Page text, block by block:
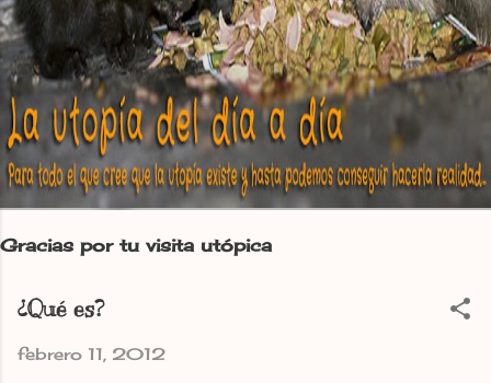
Gracias por tu visita utópica
¿Qué es?
febrero 11, 2012